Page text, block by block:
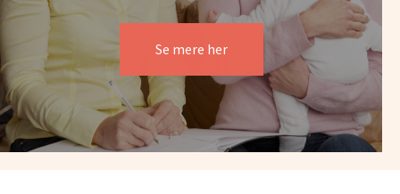
Se mere her